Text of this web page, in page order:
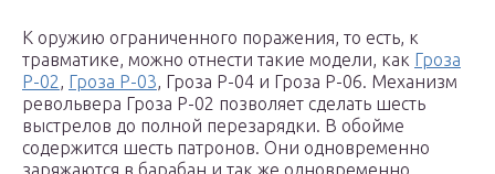
К оружию ограниченного поражения, то есть, к
травматике, можно отнести такие модели, как Гроза
Р-02, Гроза Р-03, Гроза Р-04 и Гроза Р-06. Механизм
револьвера Гроза Р-02 позволяет сделать шесть
выстрелов до полной перезарядки. В обойме
содержится шесть патронов. Они одновременно
заряжаются в барабан и так же одновременно